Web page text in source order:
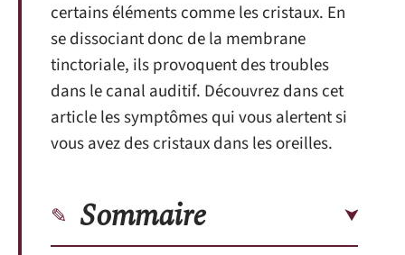
certains éléments comme les cristaux. En
se dissociant donc de la membrane
tinctoriale, ils provoquent des troubles
dans le canal auditif. Découvrez dans cet
article les symptômes qui vous alertent si
vous avez des cristaux dans les oreilles.
Sommaire